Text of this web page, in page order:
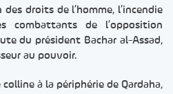
des droits de l’homme, l’incendie
combattants de l’opposition
du président Bachar al-Assad,
au pouvoir.
à la périphérie de Qardaha,